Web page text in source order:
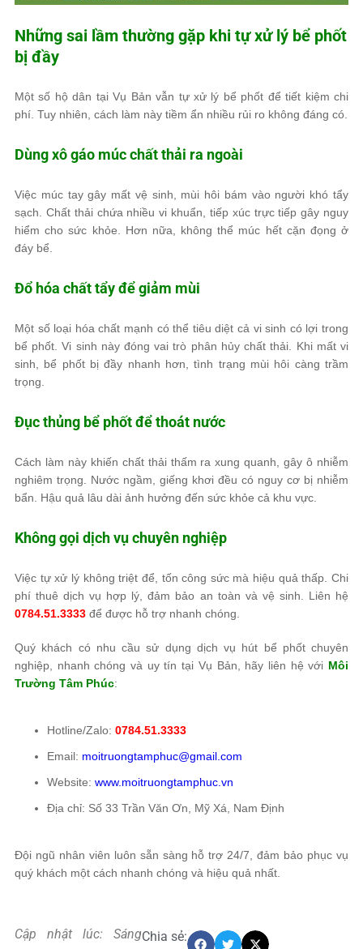
Những sai lầm thường gặp khi tự xử lý bể phốt
bị đầy
Một số hộ dân tại Vụ Bản vẫn tự xử lý bể phốt để tiết kiệm chi
phí. Tuy nhiên, cách làm này tiềm ẩn nhiều rủi ro không đáng có.
Dùng xô gáo múc chất thải ra ngoài
Việc múc tay gây mất vệ sinh, mùi hôi bám vào người khó tẩy
sạch. Chất thải chứa nhiều vi khuẩn, tiếp xúc trực tiếp gây nguy
hiểm cho sức khỏe. Hơn nữa, không thể múc hết cặn đọng ở
đáy bể.
Đổ hóa chất tẩy để giảm mùi
Một số loại hóa chất mạnh có thể tiêu diệt cả vi sinh có lợi trong
bể phốt. Vi sinh này đóng vai trò phân hủy chất thải. Khi mất vi
sinh, bể phốt bị đầy nhanh hơn, tình trạng mùi hôi càng trầm
trọng.
Đục thủng bể phốt để thoát nước
Cách làm này khiến chất thải thấm ra xung quanh, gây ô nhiễm
nghiêm trọng. Nước ngầm, giếng khơi đều có nguy cơ bị nhiễm
bẩn. Hậu quả lâu dài ảnh hưởng đến sức khỏe cả khu vực.
Không gọi dịch vụ chuyên nghiệp
Việc tự xử lý không triệt để, tốn công sức mà hiệu quả thấp. Chi
phí thuê dịch vụ hợp lý, đảm bảo an toàn và vệ sinh. Liên hệ
0784.51.3333 để được hỗ trợ nhanh chóng.
Quý khách có nhu cầu sử dụng dịch vụ hút bể phốt chuyên
nghiệp, nhanh chóng và uy tín tại Vụ Bản, hãy liên hệ với Môi
Trường Tâm Phúc:
Hotline/Zalo: 0784.51.3333
Email: moitruongtamphuc@gmail.com
Website: www.moitruongtamphuc.vn
Địa chỉ: Số 33 Trần Văn Ơn, Mỹ Xá, Nam Định
Đội ngũ nhân viên luôn sẵn sàng hỗ trợ 24/7, đảm bảo phục vụ
quý khách một cách nhanh chóng và hiệu quả nhất.
Cập nhật lúc: SángChia sẻ: